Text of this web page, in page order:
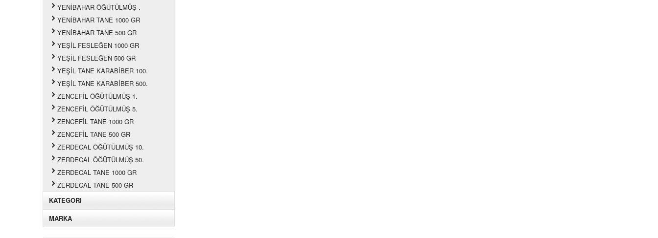
YENİBAHAR ÖĞÜTÜLMÜŞ .
YENİBAHAR TANE 1000 GR
YENİBAHAR TANE 500 GR
YEŞİL FESLEĞEN 1000 GR
YEŞİL FESLEĞEN 500 GR
YEŞİL TANE KARABİBER 100.
YEŞİL TANE KARABİBER 500.
ZENCEFİL ÖĞÜTÜLMÜŞ 1.
ZENCEFİL ÖĞÜTÜLMÜŞ 5.
ZENCEFİL TANE 1000 GR
ZENCEFİL TANE 500 GR
ZERDECAL ÖĞÜTÜLMÜŞ 10.
ZERDECAL ÖĞÜTÜLMÜŞ 50.
ZERDECAL TANE 1000 GR
ZERDECAL TANE 500 GR
KATEGORI
MARKA